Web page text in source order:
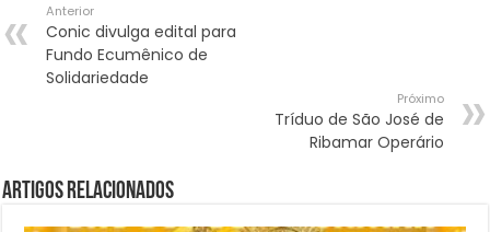
Anterior
Conic divulga edital para
Fundo Ecumênico de
Solidariedade
Próximo
Tríduo de São José de
Ribamar Operário
Artigos Relacionados